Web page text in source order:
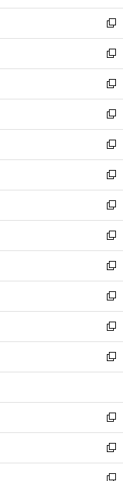
開
く
ウ
で
開
く
ン
ド
ウ
で
開
く
ウ
ィ
ン
ド
ウ
で
開
く
新
し
い
ウ
ィ
ン
ド
ウ
で
開
く
新
し
い
ウ
ィ
ン
ド
ウ
で
開
く
新
し
い
ウ
ィ
ン
ド
ウ
で
開
く
新
し
い
ウ
ィ
ン
ド
ウ
で
開
く
新
し
い
ウ
ィ
ン
ド
ウ
で
開
く
新
し
い
ウ
ィ
ン
ド
ウ
で
開
く
新
し
い
ウ
ィ
ン
ド
ウ
で
開
く
新
し
い
ウ
ィ
ン
ド
ウ
で
開
新
し
い
ウ
ィ
ン
ド
ウ
開
く
新
し
い
ウ
ィ
ン
ウ
で
開
く
新
し
い
ウ
ン
ド
ウ
で
開
く
新
し
ウ
ィ
ン
ド
ウ
で
新
し
い
ウ
新
し